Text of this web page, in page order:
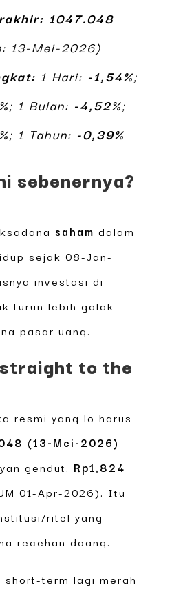
1047.048
13-Mei-2026)
1 Hari: -1,54%;
; 1 Bulan: -4,52%;
; 1 Tahun: -0,39%
sebenernya?
saham dalam
sejak 08-Jan-
investasi di
turun lebih galak
pasar uang.
to the
resmi yang lo harus
(13-Mei-2026)
gendut, Rp1,824
01-Apr-2026). Itu
ritel yang
recehan doang.
term lagi merah